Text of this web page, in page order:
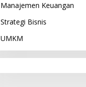
Manajemen Keuangan
Strategi Bisnis
UMKM